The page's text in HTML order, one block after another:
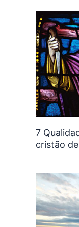
7
cristão